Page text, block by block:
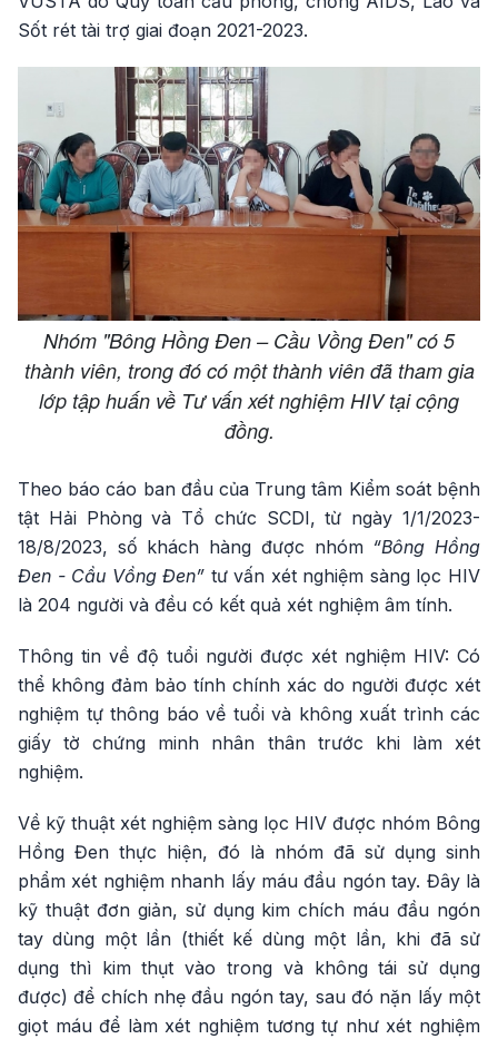
Sốt rét tài trợ giai đoạn 2021-2023.
Nhóm "Bông Hồng Đen – Cầu Vồng Đen" có 5
thành viên, trong đó có một thành viên đã tham gia
lớp tập huấn về Tư vấn xét nghiệm HIV tại cộng
đồng.
Theo báo cáo ban đầu của Trung tâm Kiểm soát bệnh
tật Hải Phòng và Tổ chức SCDI, từ ngày 1/1/2023-
18/8/2023, số khách hàng được nhóm “Bông Hồng
Đen - Cầu Vồng Đen” tư vấn xét nghiệm sàng lọc HIV
là 204 người và đều có kết quả xét nghiệm âm tính.
Thông tin về độ tuổi người được xét nghiệm HIV: Có
thể không đảm bảo tính chính xác do người được xét
nghiệm tự thông báo về tuổi và không xuất trình các
giấy tờ chứng minh nhân thân trước khi làm xét
nghiệm.
Về kỹ thuật xét nghiệm sàng lọc HIV được nhóm Bông
Hồng Đen thực hiện, đó là nhóm đã sử dụng sinh
phẩm xét nghiệm nhanh lấy máu đầu ngón tay. Đây là
kỹ thuật đơn giản, sử dụng kim chích máu đầu ngón
tay dùng một lần (thiết kế dùng một lần, khi đã sử
dụng thì kim thụt vào trong và không tái sử dụng
được) để chích nhẹ đầu ngón tay, sau đó nặn lấy một
giọt máu để làm xét nghiệm tương tự như xét nghiệm